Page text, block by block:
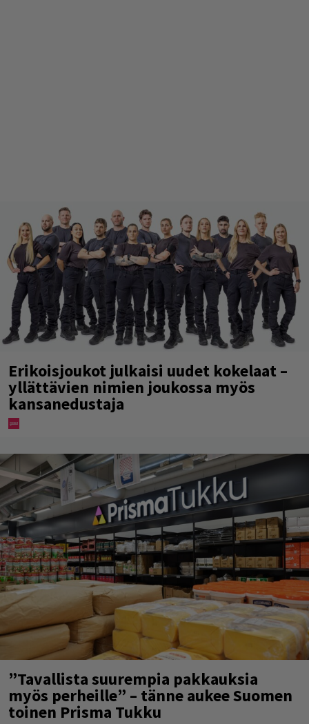
Erikoisjoukot julkaisi uudet kokelaat –
yllättävien nimien joukossa myös
kansanedustaja
”Tavallista suurempia pakkauksia
myös perheille” – tänne aukee Suomen
toinen Prisma Tukku